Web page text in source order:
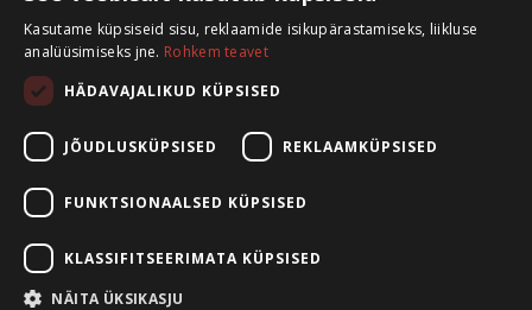
LIITUN UUDISKIRJAGA
Koolitusruum ja kontor: Telliskivi 60/A3, 10412 Tallinn
+372 5388 4854
info@speaksmart.ee
Leia meid sotsiaalmeediast:
Facebook
LinkedIn
Kasutame küpsiseid sisu, reklaamide isikupärastamiseks, liikluse
analüüsimiseks jne. Rohkem teavet
HÄDAVAJALIKUD KÜPSISED
JÕUDLUSKÜPSISED REKLAAMKÜPSISED
FUNKTSIONAALSED KÜPSISED
KLASSIFITSEERIMATA KÜPSISED
NÄITA ÜKSIKASJU